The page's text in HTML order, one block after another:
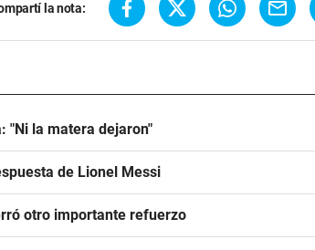
la nota:
"Ni la matera dejaron"
de Lionel Messi
otro importante refuerzo